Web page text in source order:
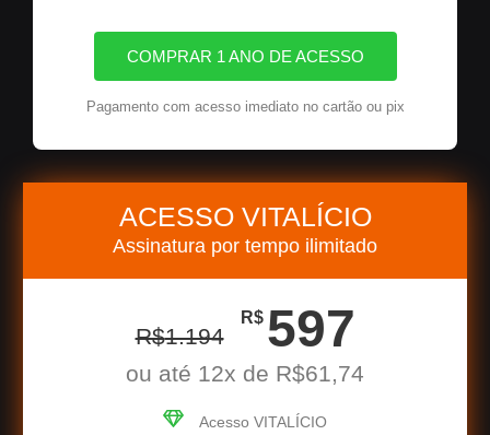
COMPRAR 1 ANO DE ACESSO
Pagamento com acesso imediato no cartão ou pix
ACESSO VITALÍCIO
Assinatura por tempo ilimitado
R$1.194
R$ 597
ou até 12x de R$61,74
Acesso VITALÍCIO